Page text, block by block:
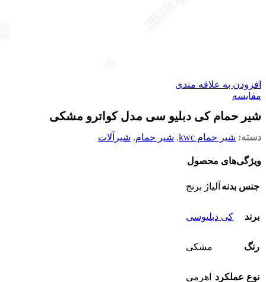
افزودن به علاقه مندی
مقایسه
شیر حمام کی دبلیو سی مدل کواترو مشکی
دسته: شیر حمام kwc , شیر حمام, شیرآلات
ویژگی‌های محصول
جنس بدنه آلیاژ برنج
برند کی دبلیوسی
رنگ مشکی
نوع عملکرد اهرمی